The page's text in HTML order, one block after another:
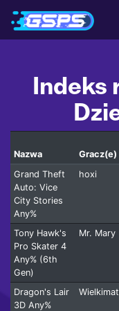
Indeks
Nazwa Gracz(e)
Grand Theft
Auto: Vice
City Stories
Any%
hoxi
Tony Hawk's
Pro Skater 4
Any% (6th
Gen)
Mr. Mary
Dragon's Lair
3D Any%